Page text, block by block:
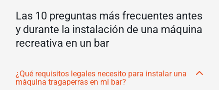
Las 10 preguntas más frecuentes antes
y durante la instalación de una máquina
recreativa en un bar
¿Qué requisitos legales necesito para instalar una
máquina tragaperras en mi bar?